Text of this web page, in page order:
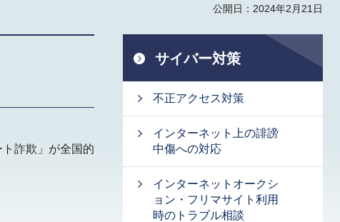
公開日：2024年2月21日
詐欺」が全国的
サイバー対策
不正アクセス対策
インターネット上の誹謗
中傷への対応
インターネットオークシ
ョン・フリマサイト利用
時のトラブル相談